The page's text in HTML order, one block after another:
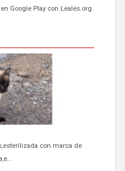
Google Play con Leales.org
con marca de